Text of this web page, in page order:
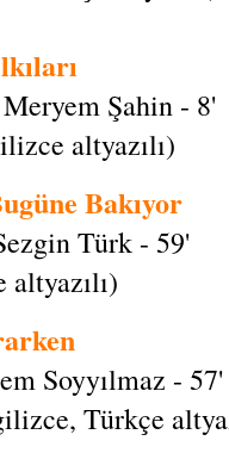
Şahin - 8'
altyazılı)
Bakıyor
Türk - 59'
Soyyılmaz - 57'
Türkçe